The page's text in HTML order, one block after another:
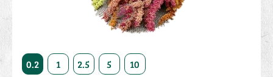
0.2 1 2.5 5 10